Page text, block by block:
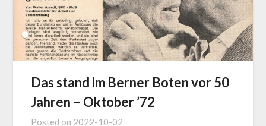
Das stand im Berner Boten vor 50
Jahren – Oktober ’72
Posted on 2022-10-02